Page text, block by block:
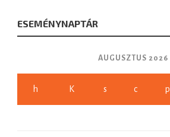
ESEMÉNYNAPTÁR
AUGUSZTUS 2026
h K s c p